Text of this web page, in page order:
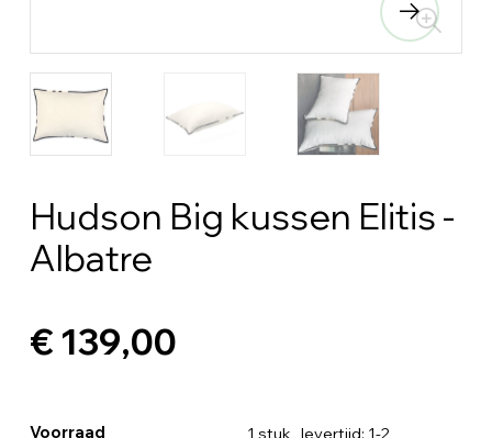
Hudson Big kussen Elitis -
Albatre
€ 139,00
Voorraad 1 stuk , levertijd: 1-2